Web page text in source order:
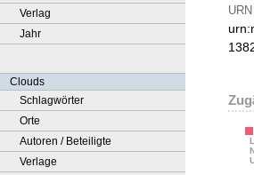
Verlag
Jahr
Clouds
Schlagwörter
Orte
Autoren / Beteiligte
Verlage
URN